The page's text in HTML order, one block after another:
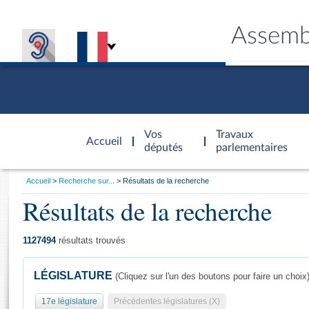
Accueil
d'accueil
Vos
députés
Travaux
parlementaires
Général
Vous
Accueil Recherche sur... Résultats de la recherche
Résultats de la recherche
1127494résultats trouvés
LÉGISLATURE (Cliquez sur l'un des boutons pour faire un choix)
17e législature Précédentes législatures (X)